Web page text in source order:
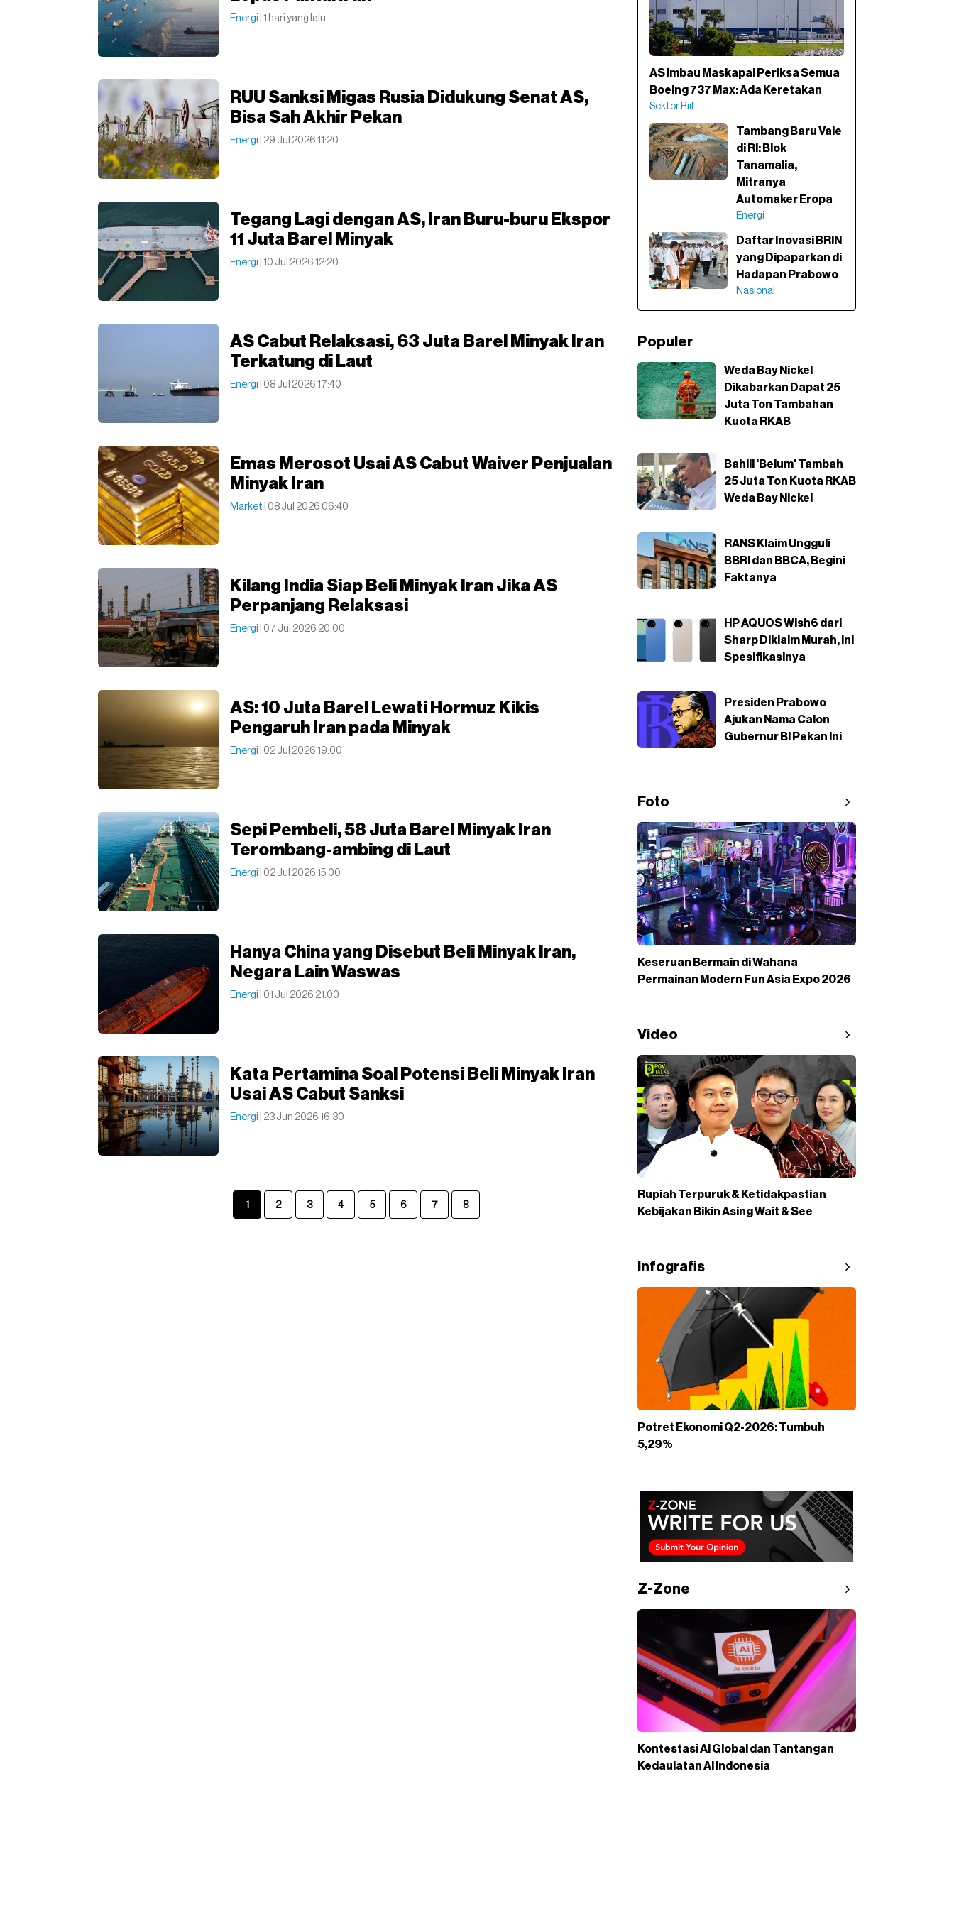
Energi | 1 hari yang lalu
RUU Sanksi Migas Rusia Didukung Senat AS,
Bisa Sah Akhir Pekan
Energi | 29 Jul 2026 11:20
Tegang Lagi dengan AS, Iran Buru-buru Ekspor
11 Juta Barel Minyak
Energi | 10 Jul 2026 12:20
AS Cabut Relaksasi, 63 Juta Barel Minyak Iran
Terkatung di Laut
Energi | 08 Jul 2026 17:40
Emas Merosot Usai AS Cabut Waiver Penjualan
Minyak Iran
Market | 08 Jul 2026 06:40
Kilang India Siap Beli Minyak Iran Jika AS
Perpanjang Relaksasi
Energi | 07 Jul 2026 20:00
AS: 10 Juta Barel Lewati Hormuz Kikis
Pengaruh Iran pada Minyak
Energi | 02 Jul 2026 19:00
Sepi Pembeli, 58 Juta Barel Minyak Iran
Terombang-ambing di Laut
Energi | 02 Jul 2026 15:00
Hanya China yang Disebut Beli Minyak Iran,
Negara Lain Waswas
Energi | 01 Jul 2026 21:00
Kata Pertamina Soal Potensi Beli Minyak Iran
Usai AS Cabut Sanksi
Energi | 23 Jun 2026 16:30
1 2 3 4 5 6 7 8
AS Imbau Maskapai Periksa Semua
Boeing 737 Max: Ada Keretakan
Sektor Riil
Tambang Baru Vale
di RI: Blok
Tanamalia,
Mitranya
Automaker Eropa
Energi
Daftar Inovasi BRIN
yang Dipaparkan di
Hadapan Prabowo
Nasional
Populer
Weda Bay Nickel
Dikabarkan Dapat 25
Juta Ton Tambahan
Kuota RKAB
Bahlil 'Belum' Tambah
25 Juta Ton Kuota RKAB
Weda Bay Nickel
RANS Klaim Ungguli
BBRI dan BBCA, Begini
Faktanya
HP AQUOS Wish6 dari
Sharp Diklaim Murah, Ini
Spesifikasinya
Presiden Prabowo
Ajukan Nama Calon
Gubernur BI Pekan Ini
Foto
Keseruan Bermain di Wahana
Permainan Modern Fun Asia Expo 2026
Video
Rupiah Terpuruk & Ketidakpastian
Kebijakan Bikin Asing Wait & See
Infografis
Potret Ekonomi Q2-2026: Tumbuh
5,29%
Z-Zone
Kontestasi AI Global dan Tantangan
Kedaulatan AI Indonesia